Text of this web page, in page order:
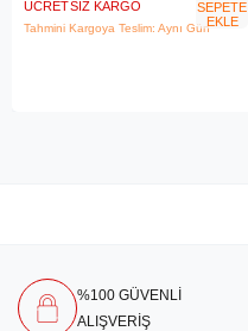
ÜCRETSIZ KARGO
Tahmini Kargoya Teslim: Aynı Gün
SEPETE
EKLE
%100 GÜVENLİ
ALIŞVERİŞ